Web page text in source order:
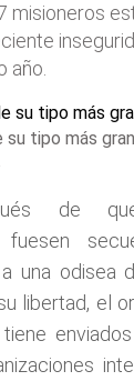
misioneros
año.
tipo más
de
fuesen
una odisea
libertad, el